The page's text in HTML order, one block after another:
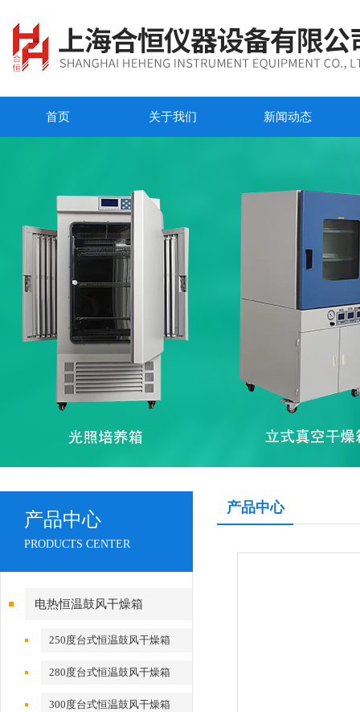
首页 关于我们 新闻动态
产品中心
PRODUCTS CENTER
电热恒温鼓风干燥箱
250度台式恒温鼓风干燥箱
280度台式恒温鼓风干燥箱
300度台式恒温鼓风干燥箱
产品中心